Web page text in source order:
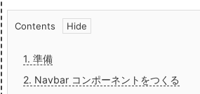
Contents
1. 準備
2. Navbar コンポーネントをつくる